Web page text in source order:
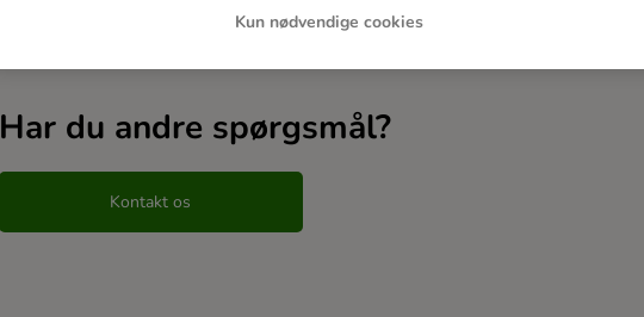
Har du andre spørgsmål?
Kontakt os
Kun nødvendige cookies